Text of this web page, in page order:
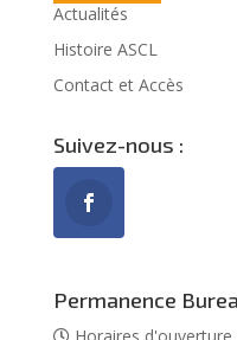
Actualités
Histoire ASCL
Contact et Accès
Suivez-nous :
Permanence